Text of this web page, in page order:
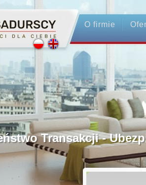
O firmie
Pośrednictwo
Transakcji -
Pośrednicy